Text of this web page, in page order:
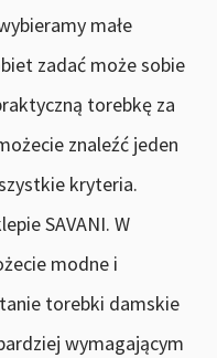
małe
zadać może sobie
torebkę za
znaleźć jeden
kryteria.
SAVANI. W
modne i
torebki damskie
wymagającym